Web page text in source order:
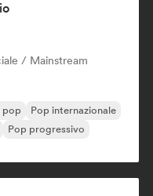
/ Mainstream
pop
Pop internazionale
Pop progressivo